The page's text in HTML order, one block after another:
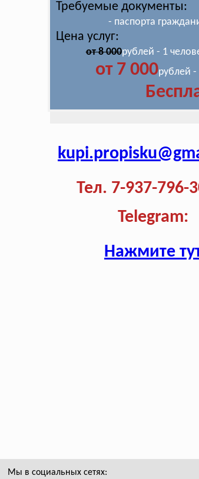
Требуемые документы:
- паспорта
Цена услуг:
от 8 000рублей - 1
от 7 000рублей -
Тел. 7-937-796-
Telegram:
Нажмите
Мы в социальных сетях: